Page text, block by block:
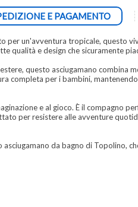
E PAGAMENTO
per un'avventura tropicale, questo
qualità e design che sicuramente
questo asciugamano combina
completa per i bambini,
e al gioco. È il compagno
per resistere alle avventure
da bagno di Topolino,